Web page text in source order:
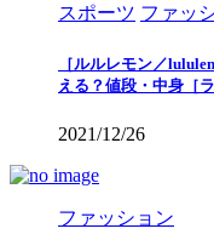
スポーツ ファッ
［ルルレモン／
える？値段・中身［
2021/12/26
ファッション